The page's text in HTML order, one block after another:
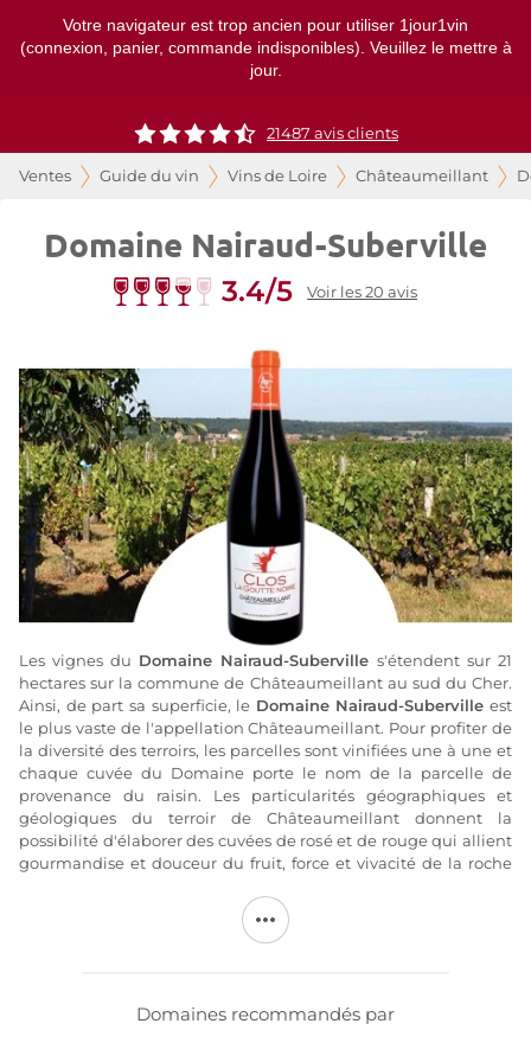
Votre navigateur est trop ancien pour utiliser 1jour1vin
(connexion, panier, commande indisponibles). Veuillez le mettre à
jour.
21487 avis clients
Ventes Guide du vin Vins de Loire Châteaumeillant
Domaine Nairaud-Suberville
3.4/5 Voir les 20 avis
Les vignes du Domaine Nairaud-Suberville s'étendent sur 21
hectares sur la commune de Châteaumeillant au sud du Cher.
Ainsi, de part sa superficie, le Domaine Nairaud-Suberville est
le plus vaste de l'appellation Châteaumeillant. Pour profiter de
la diversité des terroirs, les parcelles sont vinifiées une à une et
chaque cuvée du Domaine porte le nom de la parcelle de
provenance du raisin. Les particularités géographiques et
géologiques du terroir de Châteaumeillant donnent la
possibilité d'élaborer des cuvées de rosé et de rouge qui allient
gourmandise et douceur du fruit, force et vivacité de la roche
domaine Nairaud Suberville
tente, tant dans la conduite de
uniquement les traitements curatifs utiles pour préserver la
Domaines recommandés par